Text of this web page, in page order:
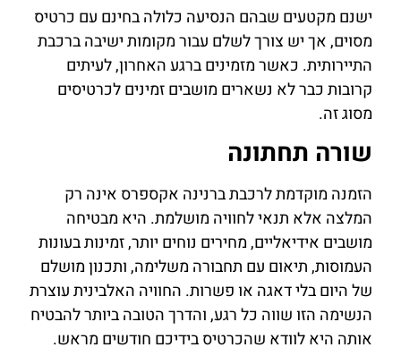
ישנם מקטעים שבהם הנסיעה כלולה בחינם עם כרטיס
מסוים, אך יש צורך לשלם עבור מקומות ישיבה ברכבת
התיירותית. כאשר מזמינים ברגע האחרון, לעיתים
קרובות כבר לא נשארים מושבים זמינים לכרטיסים
מסוג זה.
שורה תחתונה
הזמנה מוקדמת לרכבת ברנינה אקספרס אינה רק
המלצה אלא תנאי לחוויה מושלמת. היא מבטיחה
מושבים אידיאליים, מחירים נוחים יותר, זמינות בעונות
העמוסות, תיאום עם תחבורה משלימה, ותכנון מושלם
של היום בלי דאגה או פשרות. החוויה האלבינית עוצרת
הנשימה הזו שווה כל רגע, והדרך הטובה ביותר להבטיח
אותה היא לוודא שהכרטיס בידיכם חודשים מראש.